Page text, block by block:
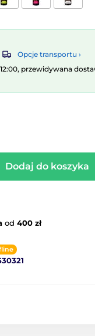
Opcje transportu ›
przewidywana
Dodaj do koszyka
od 400 zł